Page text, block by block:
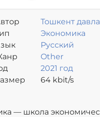
Тошкент
университети
Экономика
Русский
Other
2021 год
64kbit/s
— школа